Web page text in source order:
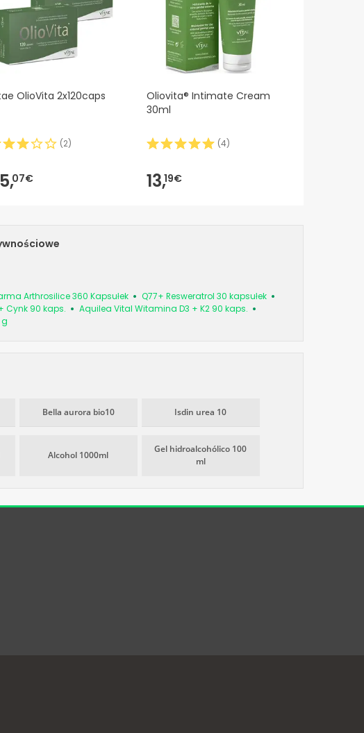
OlioVita 2x120caps
(2)
07€
Oliovita® Intimate Cream
30ml
(4)
13,19€
Arthrosilice 360 Kapsułek
Q77+ Resweratrol 30 kapsułek
Cynk 90 kaps.
Aquilea Vital Witamina D3 + K2 90 kaps.
Bella aurora bio10 Isdin urea 10
Alcohol 1000ml
Gel hidroalcohólico 100
ml